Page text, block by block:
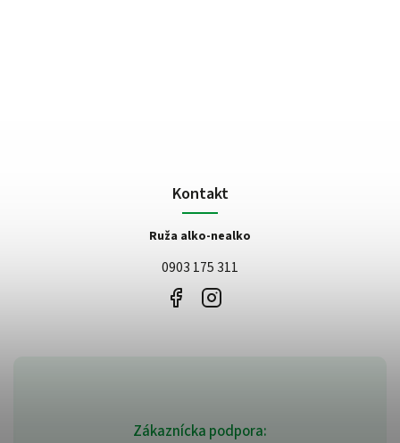
Zákaznícka podpora:
Kontakt
Ruža alko-nealko
0903 175 311